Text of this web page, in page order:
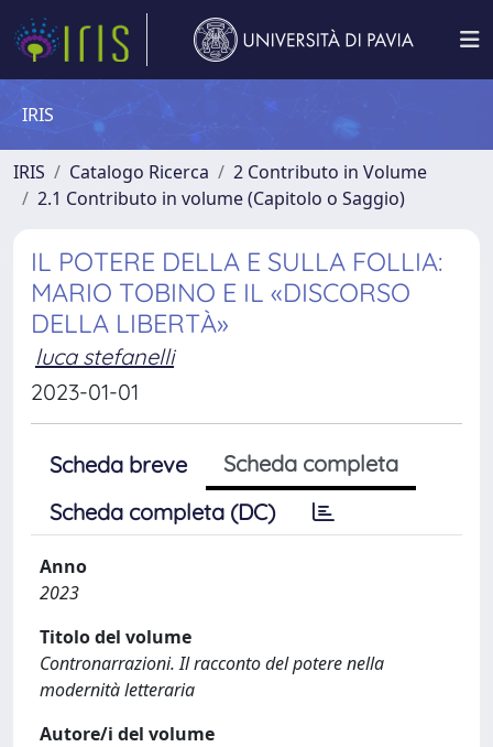
IRIS
IRIS Catalogo Ricerca
2 Contributo in Volume
2.1 Contributo in volume (Capitolo o Saggio)
IL POTERE DELLA E SULLA FOLLIA:
MARIO TOBINO E IL «DISCORSO
DELLA LIBERTÀ»
luca stefanelli
2023-01-01
Scheda breve
Scheda completa
Scheda completa (DC)
Anno
2023
Titolo del volume
Contronarrazioni. Il racconto del potere nella
modernità letteraria
Autore/i del volume